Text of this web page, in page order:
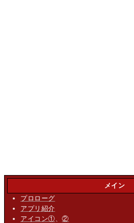
メイン
プロローグ
アプリ紹介
アイコン① 、②